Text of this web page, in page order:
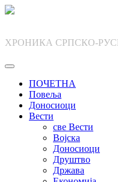
Skip
ХРОНИКА СРПСКО-
ПОЧЕТНА
Повеља
Доносиоци
Вести
све Вести
Војска
Доносиоци
Друштво
Држава